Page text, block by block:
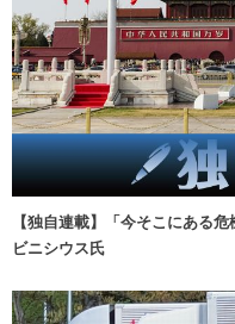
【独自連載】「今そこにある
ビニシウス氏